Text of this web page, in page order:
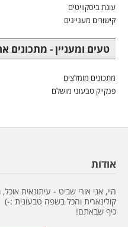
עוגת ביסקוויטים
קישורים מעניינים
טעים ומעניין - מתכונים
מתכונים מומלצים
פנקייק טבעוני מושלם
אודות
היי, אני אורי שביט - עיתונאית
קולינארית והכל בשפה טבעונית :-)
כיף שבאתם!